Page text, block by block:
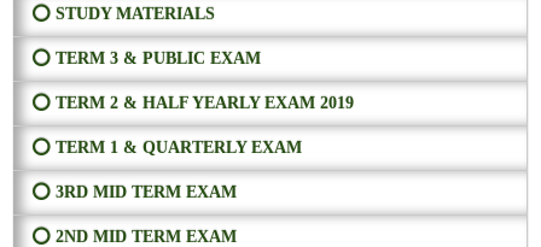
⭕ STUDY MATERIALS
⭕ TERM 3 & PUBLIC EXAM
⭕ TERM 2 & HALF YEARLY EXAM 2019
⭕ TERM 1 & QUARTERLY EXAM
⭕ 3RD MID TERM EXAM
⭕ 2ND MID TERM EXAM